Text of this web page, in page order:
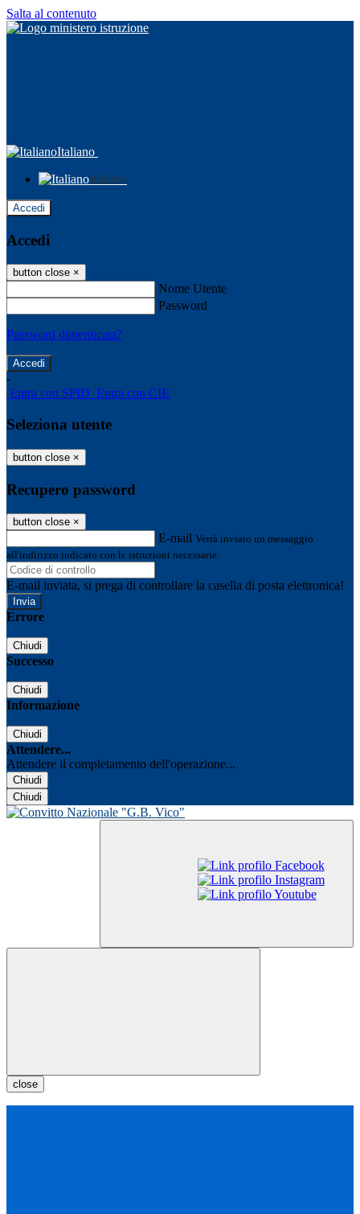
Salta al contenuto
Italiano
Italiano
Accedi
Accedi
button close ×
Nome Utente
Password
Password dimenticata?
-
Entra con SPID Entra con CIE
Seleziona utente
button close ×
Recupero password
button close ×
E-mail Verrà inviato un messaggio
all'indirizzo indicato con le istruzioni necessarie.
E-mail inviata, si prega di controllare la casella di posta elettronica!
Errore
Chiudi
Successo
Chiudi
Informazione
Chiudi
Attendere...
Attendere il completamento dell'operazione...
Chiudi
Chiudi
close